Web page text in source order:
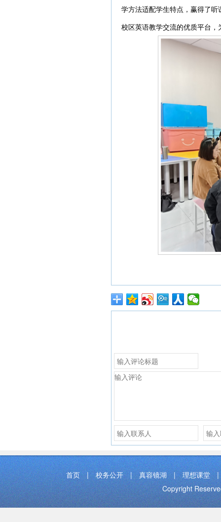
学方法适配学生特点，赢得了
校区英语教学交流的优质平台
首页 | 校务公开 | 真容镜湖 | 理想课堂 |
Copyright